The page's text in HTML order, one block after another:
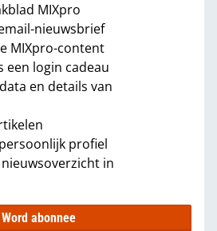
MIXpro
nieuwsbrief
MIXpro-content
een login cadeau
en details van
profiel
in
Word abonnee